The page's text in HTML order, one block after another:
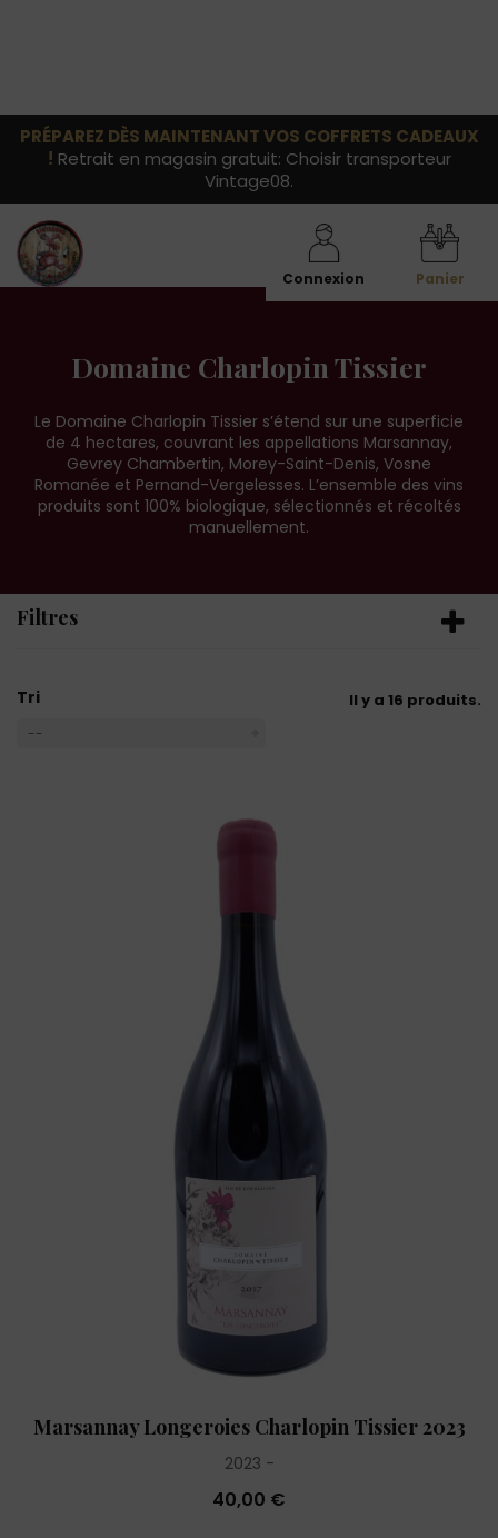
PRÉPAREZ DÈS MAINTENANT VOS COFFRETS CADEAUX
! Retrait en magasin gratuit: Choisir transporteur
Vintage08.
Connexion Panier
Domaine Charlopin Tissier
Le Domaine Charlopin Tissier s’étend sur une superficie
de 4 hectares, couvrant les appellations Marsannay,
Gevrey Chambertin, Morey-Saint-Denis, Vosne
Romanée et Pernand-Vergelesses. L’ensemble des vins
produits sont 100% biologique, sélectionnés et récoltés
manuellement.
Filtres
Tri
--
Il y a 16 produits.
Marsannay Longeroies Charlopin Tissier 2023
2023
40,00 €